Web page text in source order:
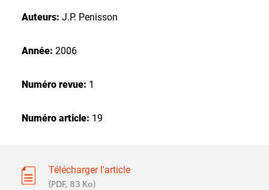
Auteurs: J.P. Penisson
Année: 2006
Numéro revue: 1
Numéro article: 19
Télécharger l'article
(PDF, 83 Ko)